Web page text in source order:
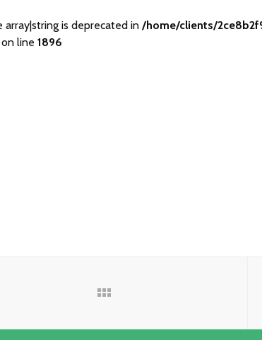
is deprecated in /home/clients/
on line 1896